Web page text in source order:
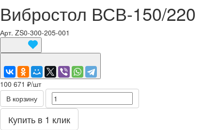
Вибростол ВСВ-150/220
Арт. ZS0-300-205-001
100 671 ₽/шт
В корзину
Купить в 1 клик